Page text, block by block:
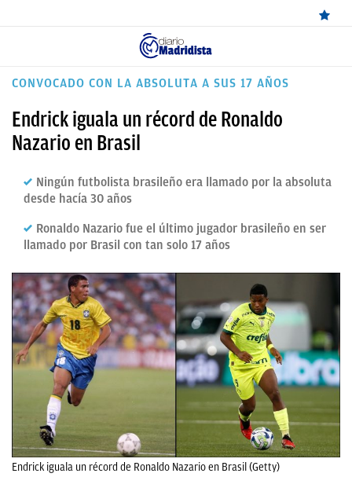
ÚLTIMAS
REAL
BALONCESTO
CANTERA
FICHAJES
DIRECTO
FEMENINO
PAPARAZZI
OKDIARIO
CONVOCADO CON LA ABSOLUTA A SUS 17 AÑOS
Endrick iguala un récord de Ronaldo
Nazario en Brasil
Ningún futbolista brasileño era llamado por la absoluta
desde hacía 30 años
Ronaldo Nazario fue el último jugador brasileño en ser
llamado por Brasil con tan solo 17 años
Endrick iguala un récord de Ronaldo Nazario en Brasil (Getty)